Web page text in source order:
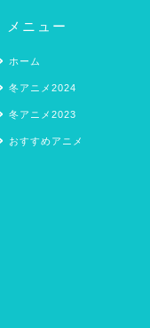
メニュー
ホーム
冬アニメ2024
冬アニメ2023
おすすめアニメ